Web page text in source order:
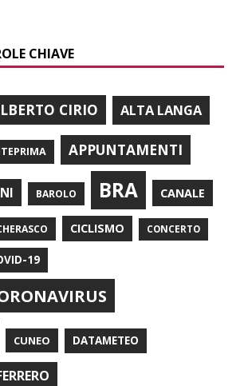
CHIAVE
CIRIO ALTA LANGA
APPUNTAMENTI
BAROLO BRA CANALE
CICLISMO CONCERTO
19
CUNEO DATAMETEO